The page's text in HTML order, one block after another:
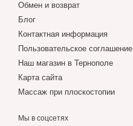
Обмен и возврат
Блог
Контактная информация
Пользовательское соглашение
Наш магазин в Тернополе
Карта сайта
Массаж при плоскостопии
Мы в соцсетях